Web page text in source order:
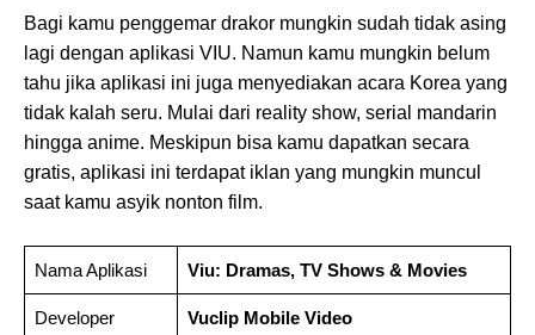
Bagi kamu penggemar drakor mungkin sudah tidak asing
lagi dengan aplikasi VIU. Namun kamu mungkin belum
tahu jika aplikasi ini juga menyediakan acara Korea yang
tidak kalah seru. Mulai dari reality show, serial mandarin
hingga anime. Meskipun bisa kamu dapatkan secara
gratis, aplikasi ini terdapat iklan yang mungkin muncul
saat kamu asyik nonton film.
Nama Aplikasi Viu: Dramas, TV Shows & Movies
Developer Vuclip Mobile Video